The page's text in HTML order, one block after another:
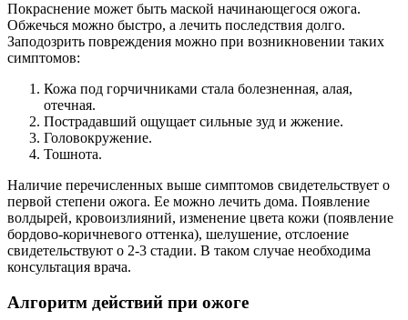
Покраснение может быть маской начинающегося ожога.
Обжечься можно быстро, а лечить последствия долго.
Заподозрить повреждения можно при возникновении таких
симптомов:
Кожа под горчичниками стала болезненная, алая,
отечная.
Пострадавший ощущает сильные зуд и жжение.
Головокружение.
Тошнота.
Наличие перечисленных выше симптомов свидетельствует о
первой степени ожога. Ее можно лечить дома. Появление
волдырей, кровоизлияний, изменение цвета кожи (появление
бордово-коричневого оттенка), шелушение, отслоение
свидетельствуют о 2-3 стадии. В таком случае необходима
консультация врача.
Алгоритм действий при ожоге